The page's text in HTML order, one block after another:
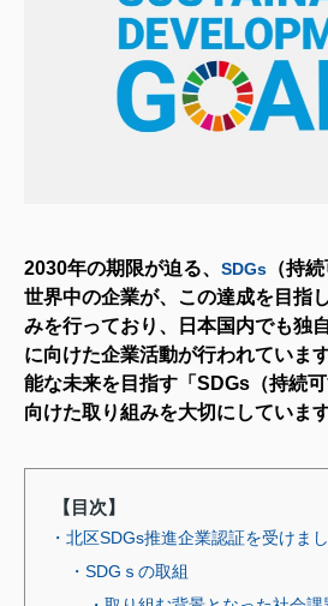
2030年の期限が迫る、 SDGs （持
世界中の企業が、この達成を目指
みを行っており、日本国内でも独
に向けた企業活動が行われています
能な未来を目指す 「SDGs（持続
向けた取り組みを大切にしています
【目次】
・​北区SDGs推進企業認証を受けま
・SDGｓの取組